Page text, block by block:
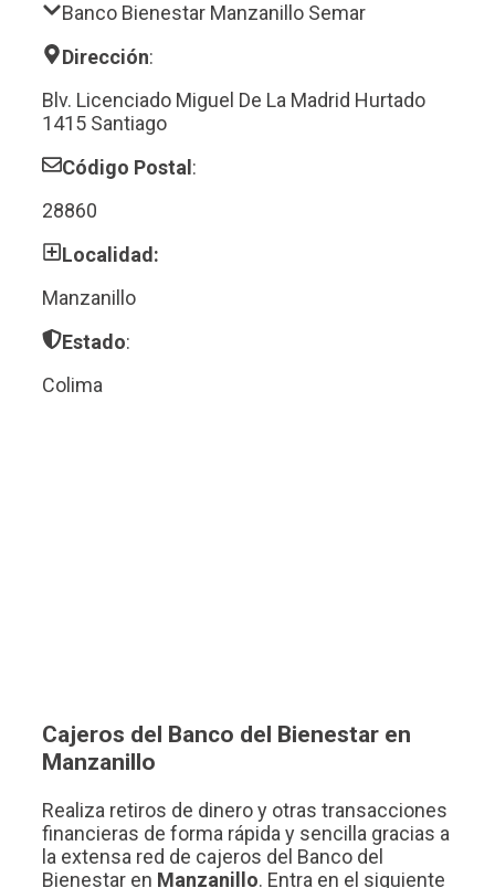
Banco Bienestar Manzanillo Semar
Dirección:
Blv. Licenciado Miguel De La Madrid Hurtado
1415 Santiago
Código Postal :
28860
Localidad:
Manzanillo
Estado:
Colima
Cajeros del Banco del Bienestar en
Manzanillo
Realiza retiros de dinero y otras transacciones
financieras de forma rápida y sencilla gracias a
la extensa red de cajeros del Banco del
Bienestar en Manzanillo. Entra en el siguiente